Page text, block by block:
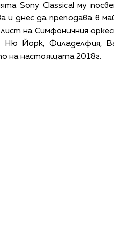
Sony Classical му
днес да преподава в
на Симфоничния
Ню Йорк, Филаделфия,
на настоящата 2018г.